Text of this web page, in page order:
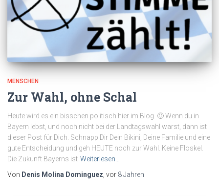
MENSCHEN
Zur Wahl, ohne Schal
Heute wird es ein bisschen politisch hier im Blog. 🙂 Wenn du in
Bayern lebst, und noch nicht bei der Landtagswahl warst, dann ist
dieser Post für Dich. Schnapp Dir Dein Bikini, Deine Familie und eine
gute Entscheidung und geh HEUTE noch zur Wahl. Keine Floskel.
Die Zukunft Bayerns ist Weiterlesen…
Von Denis Molina Dominguez , vor 8 Jahren